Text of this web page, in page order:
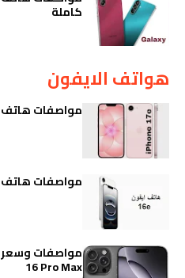
كاملة
هواتف الايفون
مواصفات هاتف iPhone 17e كاملا
مواصفات هاتف iPhone 16e
16 Pro Max